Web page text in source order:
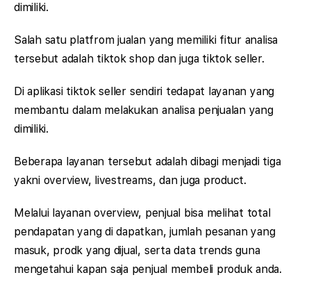
dimiliki.
Salah satu platfrom jualan yang memiliki fitur analisa
tersebut adalah tiktok shop dan juga tiktok seller.
Di aplikasi tiktok seller sendiri tedapat layanan yang
membantu dalam melakukan analisa penjualan yang
dimiliki.
Beberapa layanan tersebut adalah dibagi menjadi tiga
yakni overview, livestreams, dan juga product.
Melalui layanan overview, penjual bisa melihat total
pendapatan yang di dapatkan, jumlah pesanan yang
masuk, prodk yang dijual, serta data trends guna
mengetahui kapan saja penjual membeli produk anda.